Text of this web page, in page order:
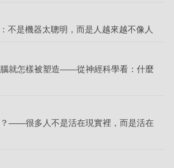
不是機器太聰明，而是人越來越不像人
就怎樣被塑造——從神經科學看：什麼
——很多人不是活在現實裡，而是活在